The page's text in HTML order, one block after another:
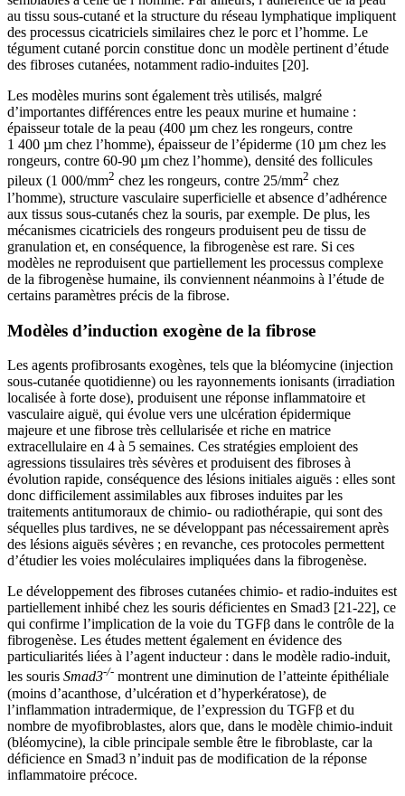
au tissu sous-cutané et la structure du réseau lymphatique impliquent
des processus cicatriciels similaires chez le porc et l’homme. Le
tégument cutané porcin constitue donc un modèle pertinent d’étude
des fibroses cutanées, notamment radio-induites [20].
Les modèles murins sont également très utilisés, malgré
d’importantes différences entre les peaux murine et humaine :
épaisseur totale de la peau (400 µm chez les rongeurs, contre
1 400 µm chez l’homme), épaisseur de l’épiderme (10 µm chez les
rongeurs, contre 60-90 µm chez l’homme), densité des follicules
pileux (1 000/mm2 chez les rongeurs, contre 25/mm2 chez
l’homme), structure vasculaire superficielle et absence d’adhérence
aux tissus sous-cutanés chez la souris, par exemple. De plus, les
mécanismes cicatriciels des rongeurs produisent peu de tissu de
granulation et, en conséquence, la fibrogenèse est rare. Si ces
modèles ne reproduisent que partiellement les processus complexe
de la fibrogenèse humaine, ils conviennent néanmoins à l’étude de
certains paramètres précis de la fibrose.
Modèles d’induction exogène de la fibrose
Les agents profibrosants exogènes, tels que la bléomycine (injection
sous-cutanée quotidienne) ou les rayonnements ionisants (irradiation
localisée à forte dose), produisent une réponse inflammatoire et
vasculaire aiguë, qui évolue vers une ulcération épidermique
majeure et une fibrose très cellularisée et riche en matrice
extracellulaire en 4 à 5 semaines. Ces stratégies emploient des
agressions tissulaires très sévères et produisent des fibroses à
évolution rapide, conséquence des lésions initiales aiguës : elles sont
donc difficilement assimilables aux fibroses induites par les
traitements antitumoraux de chimio- ou radiothérapie, qui sont des
séquelles plus tardives, ne se développant pas nécessairement après
des lésions aiguës sévères ; en revanche, ces protocoles permettent
d’étudier les voies moléculaires impliquées dans la fibrogenèse.
Le développement des fibroses cutanées chimio- et radio-induites est
partiellement inhibé chez les souris déficientes en Smad3 [21-22], ce
qui confirme l’implication de la voie du TGFβ dans le contrôle de la
fibrogenèse. Les études mettent également en évidence des
particuliarités liées à l’agent inducteur : dans le modèle radio-induit,
les souris Smad3-/- montrent une diminution de l’atteinte épithéliale
(moins d’acanthose, d’ulcération et d’hyperkératose), de
l’inflammation intradermique, de l’expression du TGFβ et du
nombre de myofibroblastes, alors que, dans le modèle chimio-induit
(bléomycine), la cible principale semble être le fibroblaste, car la
déficience en Smad3 n’induit pas de modification de la réponse
inflammatoire précoce.